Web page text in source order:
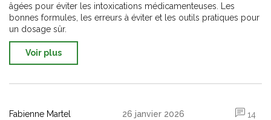
âgées pour éviter les intoxications médicamenteuses. Les
bonnes formules, les erreurs à éviter et les outils pratiques pour
un dosage sûr.
Voir plus
Fabienne Martel 26 janvier 2026 14